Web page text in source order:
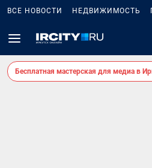
ВСЕ НОВОСТИ НЕДВИЖИМОСТЬ
Бесплатная мастерская для медиа в